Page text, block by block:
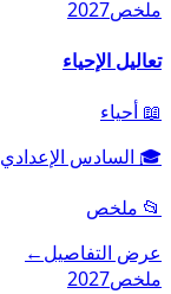
ملخص2027
تعاليل الإحياء
📖 أحياء
🎓 السادس الإعدادي
📂 ملخص
عرض التفاصيل←
ملخص2027